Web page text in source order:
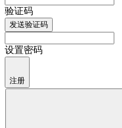
验证码
发送验证码
设置密码
注册